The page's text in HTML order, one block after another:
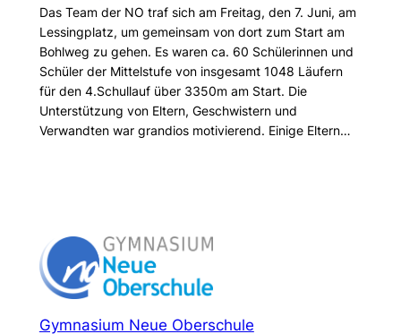
Das Team der NO traf sich am Freitag, den 7. Juni, am
Lessingplatz, um gemeinsam von dort zum Start am
Bohlweg zu gehen. Es waren ca. 60 Schülerinnen und
Schüler der Mittelstufe von insgesamt 1048 Läufern
für den 4.Schullauf über 3350m am Start. Die
Unterstützung von Eltern, Geschwistern und
Verwandten war grandios motivierend. Einige Eltern…
Gymnasium Neue Oberschule